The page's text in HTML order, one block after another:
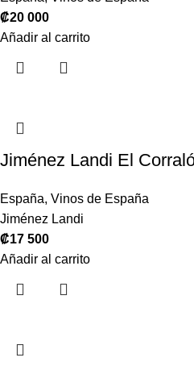
₡20 000
Añadir al carrito
Jiménez Landi El
España, Vinos de España
Jiménez Landi
₡17 500
Añadir al carrito